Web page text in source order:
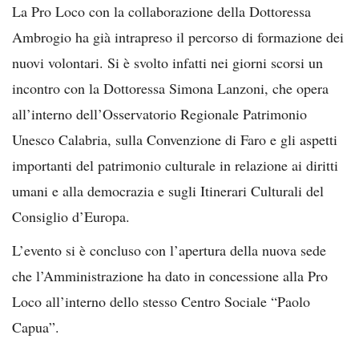
La Pro Loco con la collaborazione della Dottoressa
Ambrogio ha già intrapreso il percorso di formazione dei
nuovi volontari. Si è svolto infatti nei giorni scorsi un
incontro con la Dottoressa Simona Lanzoni, che opera
all’interno dell’Osservatorio Regionale Patrimonio
Unesco Calabria, sulla Convenzione di Faro e gli aspetti
importanti del patrimonio culturale in relazione ai diritti
umani e alla democrazia e sugli Itinerari Culturali del
Consiglio d’Europa.
L’evento si è concluso con l’apertura della nuova sede
che l’Amministrazione ha dato in concessione alla Pro
Loco all’interno dello stesso Centro Sociale “Paolo
Capua”.